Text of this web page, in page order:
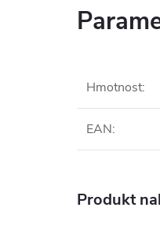
Hmotnost:
EAN:
Produkt